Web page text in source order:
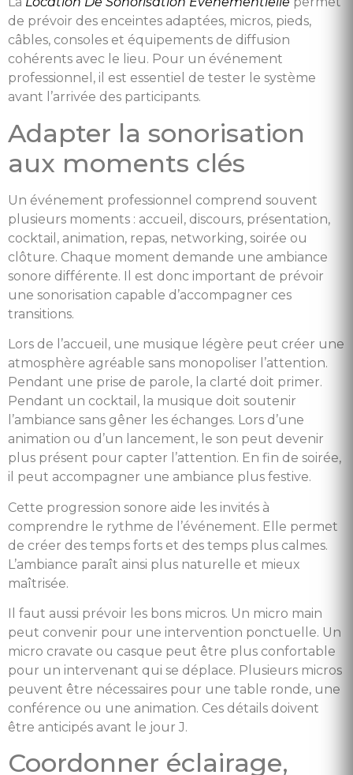
de prévoir des enceintes adaptées, micros, pieds,
câbles, consoles et équipements de diffusion
cohérents avec le lieu. Pour un événement
professionnel, il est essentiel de tester le système
avant l’arrivée des participants.
Adapter la sonorisation
aux moments clés
Un événement professionnel comprend souvent
plusieurs moments : accueil, discours, présentation,
cocktail, animation, repas, networking, soirée ou
clôture. Chaque moment demande une ambiance
sonore différente. Il est donc important de prévoir
une sonorisation capable d’accompagner ces
transitions.
Lors de l’accueil, une musique légère peut créer une
atmosphère agréable sans monopoliser l’attention.
Pendant une prise de parole, la clarté doit primer.
Pendant un cocktail, la musique doit soutenir
l’ambiance sans gêner les échanges. Lors d’une
animation ou d’un lancement, le son peut devenir
plus présent pour capter l’attention. En fin de soirée,
il peut accompagner une ambiance plus festive.
Cette progression sonore aide les invités à
comprendre le rythme de l’événement. Elle permet
de créer des temps forts et des temps plus calmes.
L’ambiance paraît ainsi plus naturelle et mieux
maîtrisée.
Il faut aussi prévoir les bons micros. Un micro main
peut convenir pour une intervention ponctuelle. Un
micro cravate ou casque peut être plus confortable
pour un intervenant qui se déplace. Plusieurs micros
peuvent être nécessaires pour une table ronde, une
conférence ou une animation. Ces détails doivent
être anticipés avant le jour J.
Coordonner éclairage,